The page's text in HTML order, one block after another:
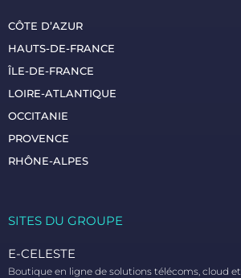
CÔTE D’AZUR
HAUTS-DE-FRANCE
ÎLE-DE-FRANCE
LOIRE-ATLANTIQUE
OCCITANIE
PROVENCE
RHÔNE-ALPES
SITES DU GROUPE​
E-CELESTE
Boutique en ligne de solutions télécoms, cloud et